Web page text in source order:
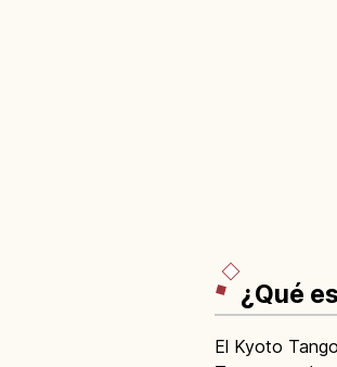
¿Qué
El Kyoto